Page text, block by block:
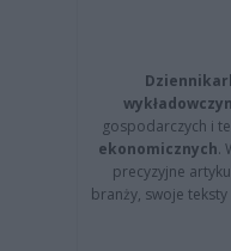
gospodarczych i
ekonomicznych.
precyzyjne
branży, swoje